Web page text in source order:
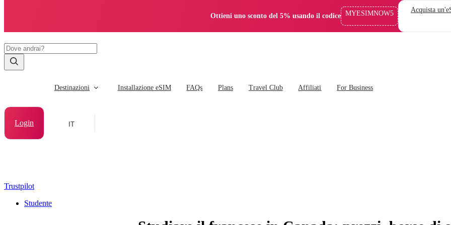
Ottieni uno sconto del 5% usando il codice MYESIMNOW5 Acquista
Destinazioni Installazione eSIM FAQs Plans Travel Club Affiliati For Business
Login IT
Trustpilot
Studente